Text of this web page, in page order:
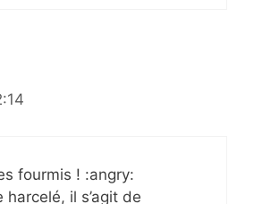
fourmis ! :angry:
harcelé, il s’agit de